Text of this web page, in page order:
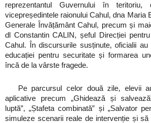
reprezentantul Guvernului în
vicepreședintele raionului Cahul, dna Maria
Generale Învățământ Cahul, precum și
dl Constantin CALIN, șeful Direcției
Cahul. În discursurile susținute, oficialii au
educației pentru securitate și formarea
încă de la vârste fragede.
Pe parcursul celor două zile, elevii
aplicative precum „Ghidează și
luptă”, „Ștafeta combinată” și „Salvator
simuleze scenarii reale de intervenție și